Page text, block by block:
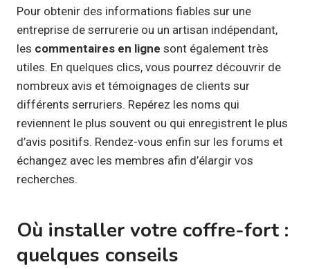
Pour obtenir des informations fiables sur une
entreprise de serrurerie ou un artisan indépendant,
les commentaires en ligne sont également très
utiles. En quelques clics, vous pourrez découvrir de
nombreux avis et témoignages de clients sur
différents serruriers. Repérez les noms qui
reviennent le plus souvent ou qui enregistrent le plus
d’avis positifs. Rendez-vous enfin sur les forums et
échangez avec les membres afin d’élargir vos
recherches.
Où installer votre coffre-fort :
quelques conseils